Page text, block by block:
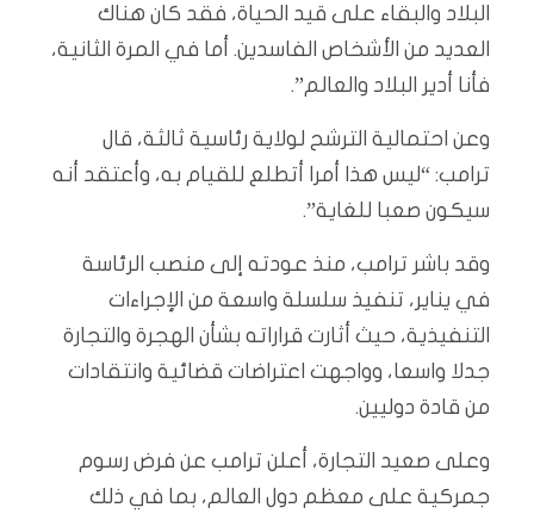
البلاد والبقاء على قيد الحياة، فقد كان هناك
العديد من الأشخاص الفاسدين. أما في المرة الثانية،
فأنا أدير البلاد والعالم”.
وعن احتمالية الترشح لولاية رئاسية ثالثة، قال
ترامب: “ليس هذا أمرا أتطلع للقيام به، وأعتقد أنه
سيكون صعبا للغاية”.
وقد باشر ترامب، منذ عودته إلى منصب الرئاسة
في يناير، تنفيذ سلسلة واسعة من الإجراءات
التنفيذية، حيث أثارت قراراته بشأن الهجرة والتجارة
جدلا واسعا، وواجهت اعتراضات قضائية وانتقادات
من قادة دوليين.
وعلى صعيد التجارة، أعلن ترامب عن فرض رسوم
جمركية على معظم دول العالم، بما في ذلك